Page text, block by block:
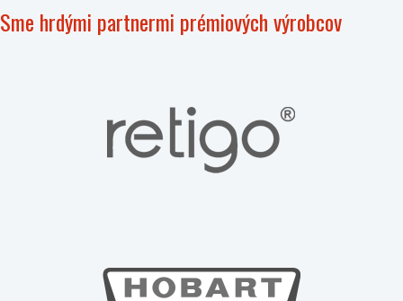
Sme hrdými partnermi prémiových výrobcov